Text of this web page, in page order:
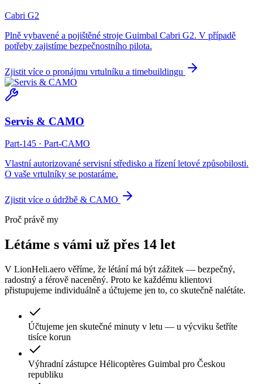
Cabri G2
Plně vybavené a pojištěné stroje Guimbal Cabri G2. V případě
potřeby zajistíme bezpečnostního pilota.
Zjistit více o pronájmu vrtulníku a timebuildingu
Servis & CAMO
Part-145 · Part-CAMO
Vlastní autorizované servisní středisko a řízení letové způsobilosti.
O vaše vrtulníky se postaráme.
Zjistit více o údržbě & CAMO
Proč právě my
Létáme s vámi už přes 14 let
V LionHeli.aero věříme, že létání má být zážitek — bezpečný,
radostný a férově naceněný. Proto ke každému klientovi
přistupujeme individuálně a účtujeme jen to, co skutečně nalétáte.
Účtujeme jen skutečné minuty v letu — u výcviku šetříte
tisíce korun
Výhradní zástupce Hélicoptères Guimbal pro Českou
republiku